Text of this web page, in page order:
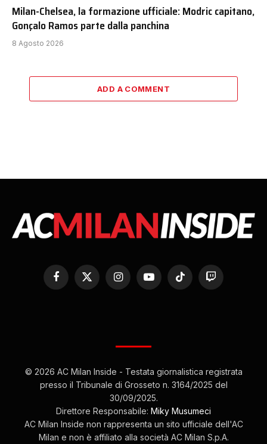
Milan-Chelsea, la formazione ufficiale: Modric capitano,
Gonçalo Ramos parte dalla panchina
8 Agosto 2026
ADD A COMMENT
Facebook
X
(Twitter)
InstagramYouTubeTikTok Twitch
© 2026 AC Milan Inside - Testata giornalistica registrata
presso il Tribunale di Grosseto n. 3164/2025 del
30/09/2025.
Direttore Responsabile: Miky Musumeci
AC Milan Inside non rappresenta un sito ufficiale dell'AC
Milan e non è affiliato alla società AC Milan S.p.A.